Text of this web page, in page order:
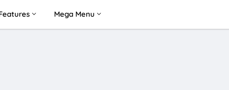
Mega Menu